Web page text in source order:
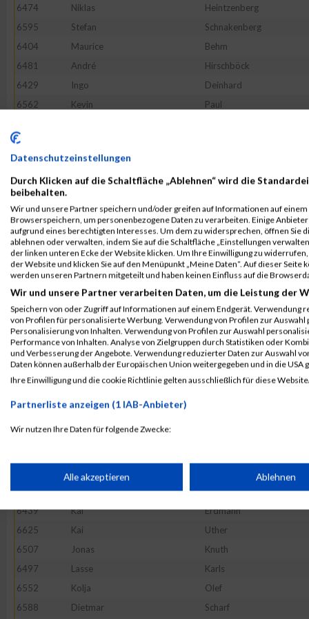
6474
Niklas Heintzenberg
6595
Stefan Schnakenberg
6404
Maurice Behm
6481
André Hirschböck
6429
Ingo Deinhard
6562
Kevin Paul
6484
6401
Marco
6523
Andre Lax
6518
Matthias Laatsch
6423
Ole Christiansen
6468
Maximilian Gustmann
6512
Birgit Krämer
6406
Thies Behrens
6646
Kemal Yagmur
6402
Oliver Bauer
6579
Dominic Riebe
6397
Bahlmann
6565
Anna
Christoph
6476
Michael Henke
6439
Kai Erdmann
6625
Kai Uther
6507
Jonas Knuth
6497
Lasse Karls
6552
Kolja Olef
6588
Dietmar Scharf
Datenschutzeinstellungen
Durch Klicken auf die Schaltfläche „Ablehnen“ wird die
beibehalten.
Wir und unsere Partner speichern und/oder greifen auf Informationen auf einem
Browserspeichern, um personenbezogene Daten zu verarbeiten. Einige
aufgrund eines berechtigten Interesses. Um dem zu widersprechen, öffnen Sie
ablehnen oder verwalten, indem Sie auf die Schaltfläche „Einstellungen
der linken unteren Ecke der Website klicken. Um Ihre Einwilligung zu
der Website und klicken Sie auf den Menüpunkt „Meine Daten“. Auf dieser
werden unseren Partnern mitgeteilt und haben keinen Einfluss auf die
Wir und unsere Partner verarbeiten Daten, um die Leistung der
Speichern von oder Zugriff auf Informationen auf einem Endgerät. Verwendung
von Profilen für personalisierte Werbung. Verwendung von Profilen zur
Personalisierung von Inhalten. Verwendung von Profilen zur Auswahl
Performance von Inhalten. Analyse von Zielgruppen durch Statistiken oder
und Verbesserung der Angebote. Verwendung reduzierter Daten zur Auswahl
Daten können außerhalb der Europäischen Union weitergegeben und in die USA
Ihre Einwilligung und die cookie Richtlinie gelten ausschließlich für diese
Partnerliste anzeigen (1 IAB-Anbieter)
Wir nutzen Ihre Daten für folgende Zwecke:
Speichern von oder Zugriff auf Informationen auf einem
Verwendung reduzierter Daten zur Auswahl von Werbeanzeigen
Verwendung von Profilen zur Auswahl personalisierter Werbung
Alle akzeptieren Ablehnen